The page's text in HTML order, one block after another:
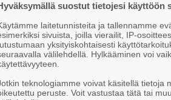
suostut tietojesi käyttöön
laitetunnisteita ja tallennamme
sivuista, joilla vierailit, IP-
yksityiskohtaisesti
välilehdellä. Hylkääminen voi
teknologiamme voivat käsitellä tietoja
peruste. Voit vastustaa tätä tai